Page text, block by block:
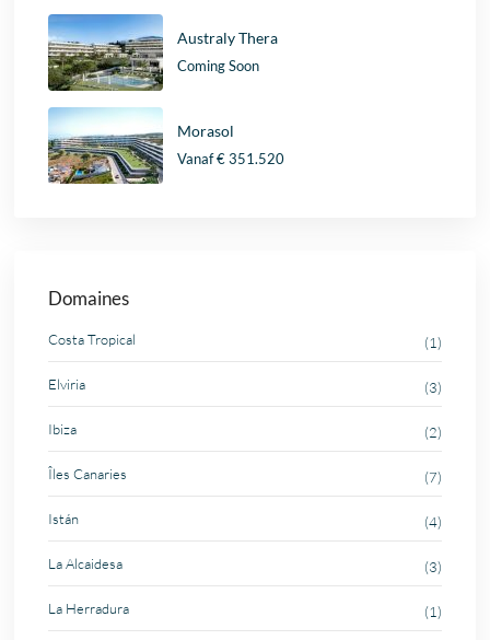
Australy Thera
Coming Soon
Morasol
Vanaf€ 351.520
Domaines
Costa Tropical (1)
Elviria (3)
Ibiza (2)
Îles Canaries (7)
Istán (4)
La Alcaidesa (3)
La Herradura (1)